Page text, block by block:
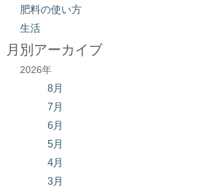
肥料の使い方
生活
月別アーカイブ
2026年
8月
7月
6月
5月
4月
3月